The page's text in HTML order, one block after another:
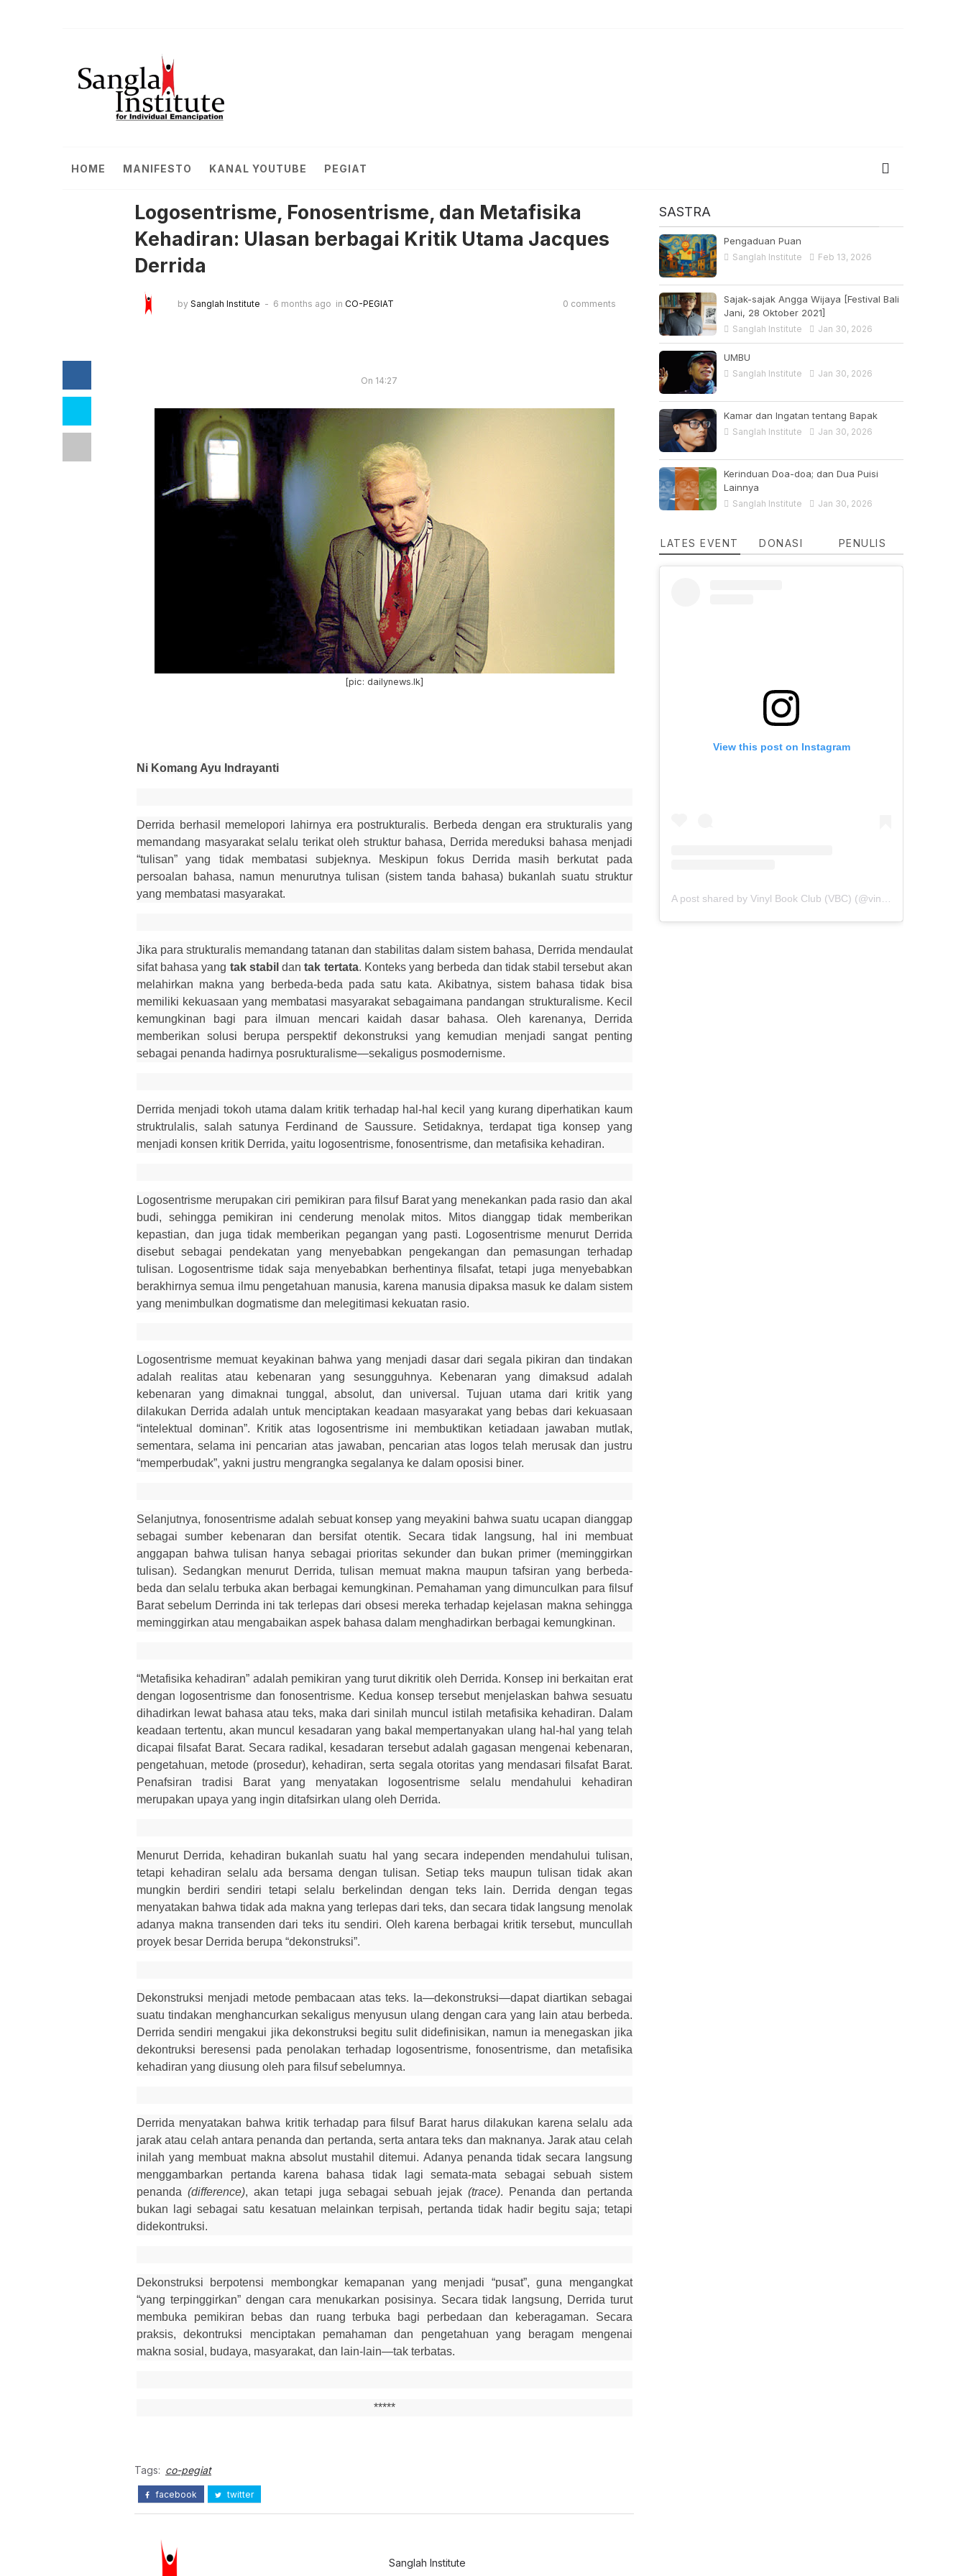
HOME MANIFESTO KANAL YOUTUBE PEGIAT
Logosentrisme, Fonosentrisme, dan Metafisika
Kehadiran: Ulasan berbagai Kritik Utama Jacques
Derrida
by Sanglah Institute 6 months ago in CO-PEGIAT 0 comments
On 14:27
[pic: dailynews.lk]
Ni Komang Ayu Indrayanti
Derrida berhasil memelopori lahirnya era postrukturalis. Berbeda dengan era strukturalis yang
memandang masyarakat selalu terikat oleh struktur bahasa, Derrida mereduksi bahasa menjadi
“tulisan” yang tidak membatasi subjeknya. Meskipun fokus Derrida masih berkutat pada
persoalan bahasa, namun menurutnya tulisan (sistem tanda bahasa) bukanlah suatu struktur
yang membatasi masyarakat.
Jika para strukturalis memandang tatanan dan stabilitas dalam sistem bahasa, Derrida mendaulat
sifat bahasa yang tak stabil dantak tertata. Konteks yang berbeda dan tidak stabil tersebut akan
melahirkan makna yang berbeda-beda pada satu kata. Akibatnya, sistem bahasa tidak bisa
memiliki kekuasaan yang membatasi masyarakat sebagaimana pandangan strukturalisme. Kecil
kemungkinan bagi para ilmuan mencari kaidah dasar bahasa. Oleh karenanya, Derrida
memberikan solusi berupa perspektif dekonstruksi yang kemudian menjadi sangat penting
sebagai penanda hadirnya posrukturalisme—sekaligus posmodernisme.
Derrida menjadi tokoh utama dalam kritik terhadap hal-hal kecil yang kurang diperhatikan kaum
struktrulalis, salah satunya Ferdinand de Saussure. Setidaknya, terdapat tiga konsep yang
menjadi konsen kritik Derrida, yaitu logosentrisme, fonosentrisme, dan metafisika kehadiran.
Logosentrisme merupakan ciri pemikiran para filsuf Barat yang menekankan pada rasio dan akal
budi, sehingga pemikiran ini cenderung menolak mitos. Mitos dianggap tidak memberikan
kepastian, dan juga tidak memberikan pegangan yang pasti. Logosentrisme menurut Derrida
disebut sebagai pendekatan yang menyebabkan pengekangan dan pemasungan terhadap
tulisan. Logosentrisme tidak saja menyebabkan berhentinya filsafat, tetapi juga menyebabkan
berakhirnya semua ilmu pengetahuan manusia, karena manusia dipaksa masuk ke dalam sistem
yang menimbulkan dogmatisme dan melegitimasi kekuatan rasio.
Logosentrisme memuat keyakinan bahwa yang menjadi dasar dari segala pikiran dan tindakan
adalah realitas atau kebenaran yang sesungguhnya. Kebenaran yang dimaksud adalah
kebenaran yang dimaknai tunggal, absolut, dan universal. Tujuan utama dari kritik yang
dilakukan Derrida adalah untuk menciptakan keadaan masyarakat yang bebas dari kekuasaan
“intelektual dominan”. Kritik atas logosentrisme ini membuktikan ketiadaan jawaban mutlak,
sementara, selama ini pencarian atas jawaban, pencarian atas logos telah merusak dan justru
“memperbudak”, yakni justru mengrangka segalanya ke dalam oposisi biner.
Selanjutnya, fonosentrisme adalah sebuat konsep yang meyakini bahwa suatu ucapan dianggap
sebagai sumber kebenaran dan bersifat otentik. Secara tidak langsung, hal ini membuat
anggapan bahwa tulisan hanya sebagai prioritas sekunder dan bukan primer (meminggirkan
tulisan). Sedangkan menurut Derrida, tulisan memuat makna maupun tafsiran yang berbeda-
beda dan selalu terbuka akan berbagai kemungkinan. Pemahaman yang dimunculkan para filsuf
Barat sebelum Derrinda ini tak terlepas dari obsesi mereka terhadap kejelasan makna sehingga
meminggirkan atau mengabaikan aspek bahasa dalam menghadirkan berbagai kemungkinan.
“Metafisika kehadiran” adalah pemikiran yang turut dikritik oleh Derrida. Konsep ini berkaitan erat
dengan logosentrisme dan fonosentrisme. Kedua konsep tersebut menjelaskan bahwa sesuatu
dihadirkan lewat bahasa atau teks, maka dari sinilah muncul istilah metafisika kehadiran. Dalam
keadaan tertentu, akan muncul kesadaran yang bakal mempertanyakan ulang hal-hal yang telah
dicapai filsafat Barat. Secara radikal, kesadaran tersebut adalah gagasan mengenai kebenaran,
pengetahuan, metode (prosedur), kehadiran, serta segala otoritas yang mendasari filsafat Barat.
Penafsiran tradisi Barat yang menyatakan logosentrisme selalu mendahului kehadiran
merupakan upaya yang ingin ditafsirkan ulang oleh Derrida.
Menurut Derrida, kehadiran bukanlah suatu hal yang secara independen mendahului tulisan,
tetapi kehadiran selalu ada bersama dengan tulisan. Setiap teks maupun tulisan tidak akan
mungkin berdiri sendiri tetapi selalu berkelindan dengan teks lain. Derrida dengan tegas
menyatakan bahwa tidak ada makna yang terlepas dari teks, dan secara tidak langsung menolak
adanya makna transenden dari teks itu sendiri. Oleh karena berbagai kritik tersebut, muncullah
proyek besar Derrida berupa “dekonstruksi”.
Dekonstruksi menjadi metode pembacaan atas teks. Ia—dekonstruksi—dapat diartikan sebagai
suatu tindakan menghancurkan sekaligus menyusun ulang dengan cara yang lain atau berbeda.
Derrida sendiri mengakui jika dekonstruksi begitu sulit didefinisikan, namun ia menegaskan jika
dekontruksi beresensi pada penolakan terhadap logosentrisme, fonosentrisme, dan metafisika
kehadiran yang diusung oleh para filsuf sebelumnya.
Derrida menyatakan bahwa kritik terhadap para filsuf Barat harus dilakukan karena selalu ada
jarak atau celah antara penanda dan pertanda, serta antara teks dan maknanya. Jarak atau celah
inilah yang membuat makna absolut mustahil ditemui. Adanya penanda tidak secara langsung
menggambarkan pertanda karena bahasa tidak lagi semata-mata sebagai sebuah sistem
penanda(difference), akan tetapi juga sebagai sebuah jejak(trace). Penanda dan pertanda
bukan lagi sebagai satu kesatuan melainkan terpisah, pertanda tidak hadir begitu saja; tetapi
didekontruksi.
Dekonstruksi berpotensi membongkar kemapanan yang menjadi “pusat”, guna mengangkat
“yang terpinggirkan” dengan cara menukarkan posisinya. Secara tidak langsung, Derrida turut
membuka pemikiran bebas dan ruang terbuka bagi perbedaan dan keberagaman. Secara
praksis, dekontruksi menciptakan pemahaman dan pengetahuan yang beragam mengenai
makna sosial, budaya, masyarakat, dan lain-lain—tak terbatas.
*****
Tags: co-pegiat
facebook twitter
Sanglah Institute
SASTRA
Pengaduan Puan
Sanglah Institute Feb 13, 2026
Sajak-sajak Angga Wijaya [Festival Bali
Jani, 28 Oktober 2021]
Sanglah Institute Jan 30, 2026
UMBU
Sanglah Institute Jan 30, 2026
Kamar dan Ingatan tentang Bapak
Sanglah Institute Jan 30, 2026
Kerinduan Doa-doa; dan Dua Puisi
Lainnya
Sanglah Institute Jan 30, 2026
LATES EVENT DONASI PENULIS
View this post on Instagram
A post shared by Vinyl Book Club (VBC) (@vinylbookclub)